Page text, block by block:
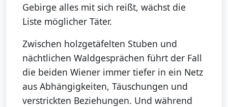
Gebirge alles mit sich reißt, wächst die
Liste möglicher Täter.
Zwischen holzgetäfelten Stuben und
nächtlichen Waldgesprächen führt der Fall
die beiden Wiener immer tiefer in ein Netz
aus Abhängigkeiten, Täuschungen und
verstrickten Beziehungen. Und während